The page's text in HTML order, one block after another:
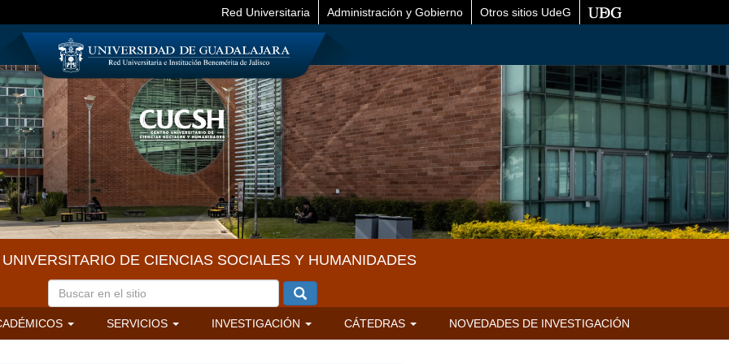
Red Universitaria Administración y Gobierno Otros sitios UdeG
DE CIENCIAS SOCIALES Y HUMANIDADES
SERVICIOS INVESTIGACIÓN CÁTEDRAS NOVEDADES DE INVESTIGACIÓN